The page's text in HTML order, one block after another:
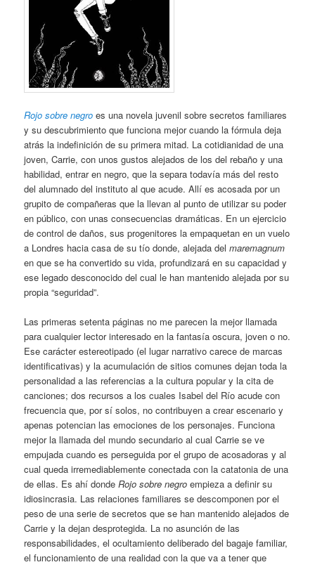
Rojo sobre negro es una novela juvenil sobre secretos familiares
y su descubrimiento que funciona mejor cuando la fórmula deja
atrás la indefinición de su primera mitad. La cotidianidad de una
joven, Carrie, con unos gustos alejados de los del rebaño y una
habilidad, entrar en negro, que la separa todavía más del resto
del alumnado del instituto al que acude. Allí es acosada por un
grupito de compañeras que la llevan al punto de utilizar su poder
en público, con unas consecuencias dramáticas. En un ejercicio
de control de daños, sus progenitores la empaquetan en un vuelo
a Londres hacia casa de su tío donde, alejada delmaremagnum
en que se ha convertido su vida, profundizará en su capacidad y
ese legado desconocido del cual le han mantenido alejada por su
propia “seguridad”.
Las primeras setenta páginas no me parecen la mejor llamada
para cualquier lector interesado en la fantasía oscura, joven o no.
Ese carácter estereotipado (el lugar narrativo carece de marcas
identificativas) y la acumulación de sitios comunes dejan toda la
personalidad a las referencias a la cultura popular y la cita de
canciones; dos recursos a los cuales Isabel del Río acude con
frecuencia que, por sí solos, no contribuyen a crear escenario y
apenas potencian las emociones de los personajes. Funciona
mejor la llamada del mundo secundario al cual Carrie se ve
empujada cuando es perseguida por el grupo de acosadoras y al
cual queda irremediablemente conectada con la catatonia de una
de ellas. Es ahí dondeRojo sobre negro empieza a definir su
idiosincrasia. Las relaciones familiares se descomponen por el
peso de una serie de secretos que se han mantenido alejados de
Carrie y la dejan desprotegida. La no asunción de las
responsabilidades, el ocultamiento deliberado del bagaje familiar,
el funcionamiento de una realidad con la que va a tener que